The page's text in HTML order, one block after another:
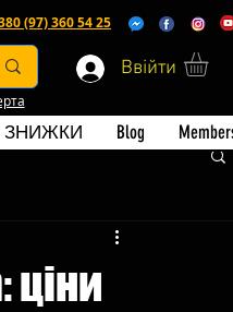
(97) 360 54 25
Ввійти
ЗНИЖКИ Blog
ціни